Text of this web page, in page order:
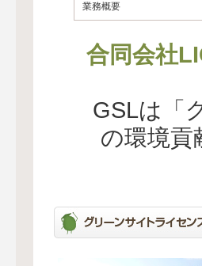
業務概要
合同会社
GSLは「
の環境貢